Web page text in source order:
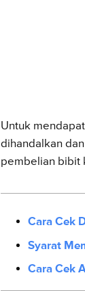
Untuk
dihandalkan
pembelian bibit
Cara Cek
Syarat
Cara Cek